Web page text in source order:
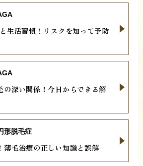
生活習慣！リスクを知って予防
の深い関係！今日からできる解
薄毛治療の正しい知識と誤解
形脱毛症